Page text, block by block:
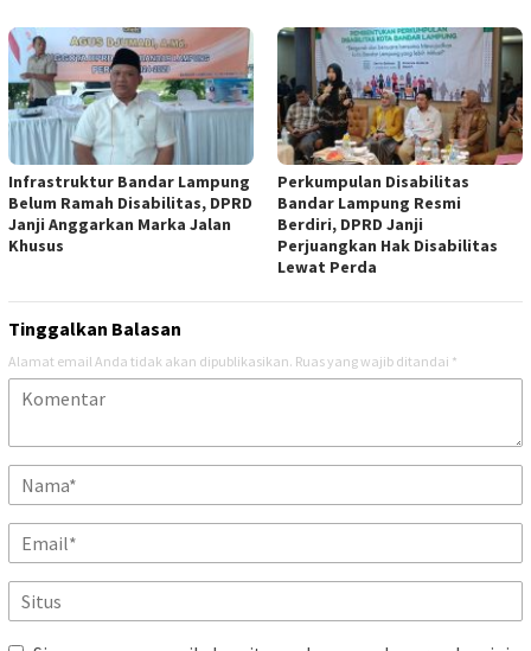
Infrastruktur Bandar Lampung
Belum Ramah Disabilitas, DPRD
Janji Anggarkan Marka Jalan
Khusus
Perkumpulan Disabilitas
Bandar Lampung Resmi
Berdiri, DPRD Janji
Perjuangkan Hak Disabilitas
Lewat Perda
Tinggalkan Balasan
Alamat email Anda tidak akan dipublikasikan. Ruas yang wajib ditandai *